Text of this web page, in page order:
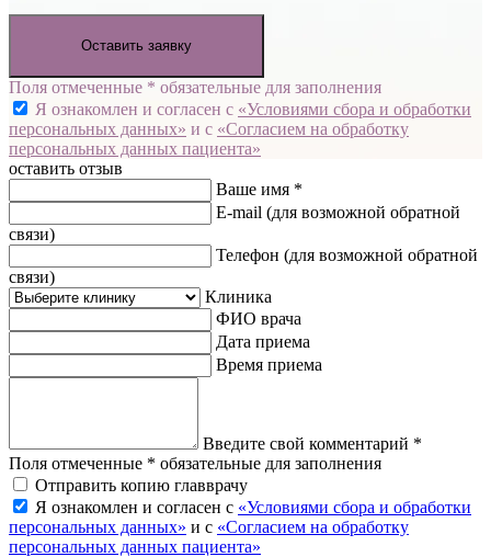
Оставить заявку
Поля отмеченные * обязательные для заполнения
Я ознакомлен и согласен с «Условиями сбора и обработки
персональных данных» и с «Согласием на обработку
персональных данных пациента»
оставить отзыв
Ваше имя *
E-mail (для возможной обратной
связи)
Телефон (для возможной обратной
связи)
Клиника
ФИО врача
Дата приема
Время приема
Введите свой комментарий *
Поля отмеченные * обязательные для заполнения
Отправить копию главврачу
Я ознакомлен и согласен с «Условиями сбора и обработки
персональных данных» и с «Согласием на обработку
персональных данных пациента»